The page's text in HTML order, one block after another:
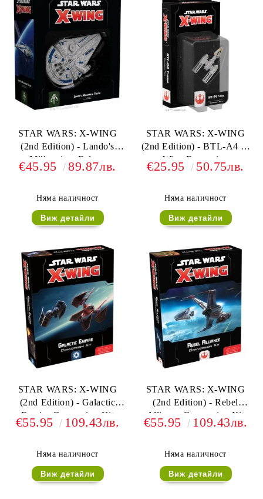
STAR WARS: X-WING
(2nd Edition) - Lando's
Millennium Falcon
Expansion
€45.95 89.87лв.
Няма наличност
Виж детайли
STAR WARS: X-WING
(2nd Edition) - BTL-A4 Y-
Wing Expansion
€25.95 50.75лв.
Няма наличност
Виж детайли
STAR WARS: X-WING
(2nd Edition) - Galactic
Empire Conversion Kit
€55.95 109.43лв.
Няма наличност
Виж детайли
STAR WARS: X-WING
(2nd Edition) - Rebel
Alliance Conversion Kit
€55.95 109.43лв.
Няма наличност
Виж детайли